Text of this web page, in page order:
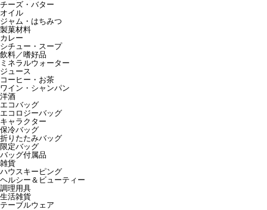
チーズ・バター
オイル
ジャム・はちみつ
製菓材料
カレー
シチュー・スープ
飲料／嗜好品
ミネラルウォーター
ジュース
コーヒー・お茶
ワイン・シャンパン
洋酒
エコバッグ
エコロジーバッグ
キャラクター
保冷バッグ
折りたたみバッグ
限定バッグ
バッグ付属品
雑貨
ハウスキーピング
ヘルシー＆ビューティー
調理用具
生活雑貨
テーブルウェア